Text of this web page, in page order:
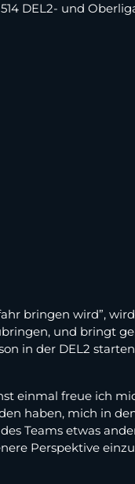
DEL2- und
bringen wird”,
und bringt
in der DEL2
einmal freue ich
haben, mich in
Teams etwas
Perspektive